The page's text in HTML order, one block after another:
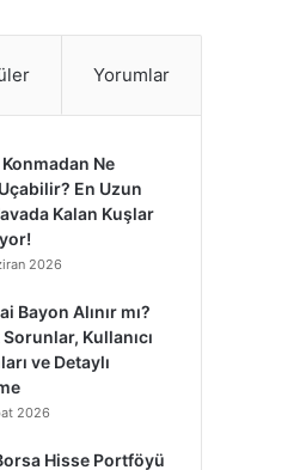
Yorumlar
Ne
En Uzun
Kalan Kuşlar
2026
Bayon Alınır mı?
Kullanıcı
ve Detaylı
2026
Hisse Portföyü